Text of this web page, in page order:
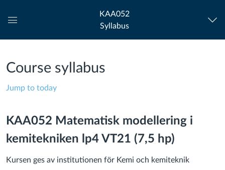
Navigation
KAA052
Syllabus
Course syllabus
Jump to today
KAA052 Matematisk modellering i
kemitekniken lp4 VT21 (7,5 hp)
Kursen ges av institutionen för Kemi och kemiteknik